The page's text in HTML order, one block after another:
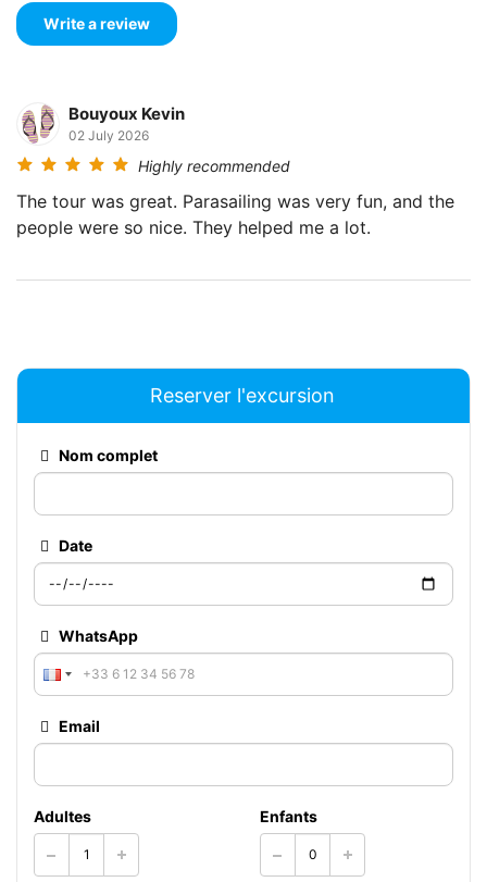
l'un apres l'autre.
Vetements legers et confortables
Maillot de bain
Un appareil photo ou une camera d'action
Creme solaire
Bouyoux Kevin
02 July 2026
Highly recommended
The tour was great. Parasailing was very fun, and the
people were so nice. They helped me a lot.
Reserver l'excursion
Nom complet
Date
WhatsApp
Email
Adultes Enfants